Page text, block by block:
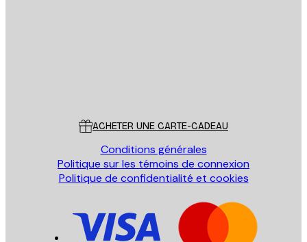
ACHETER UNE CARTE-CADEAU
Conditions générales
Politique sur les témoins de connexion
Politique de confidentialité et cookies